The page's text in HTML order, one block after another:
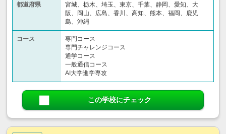
都道府県
宮城、栃木、埼玉、東京、千葉、静岡、愛知、大
阪、岡山、広島、香川、高知、熊本、福岡、鹿児
島、沖縄
コース
専門コース
専門チャレンジコース
通学コース
一般通信コース
AI大学進学専攻
この学校にチェック